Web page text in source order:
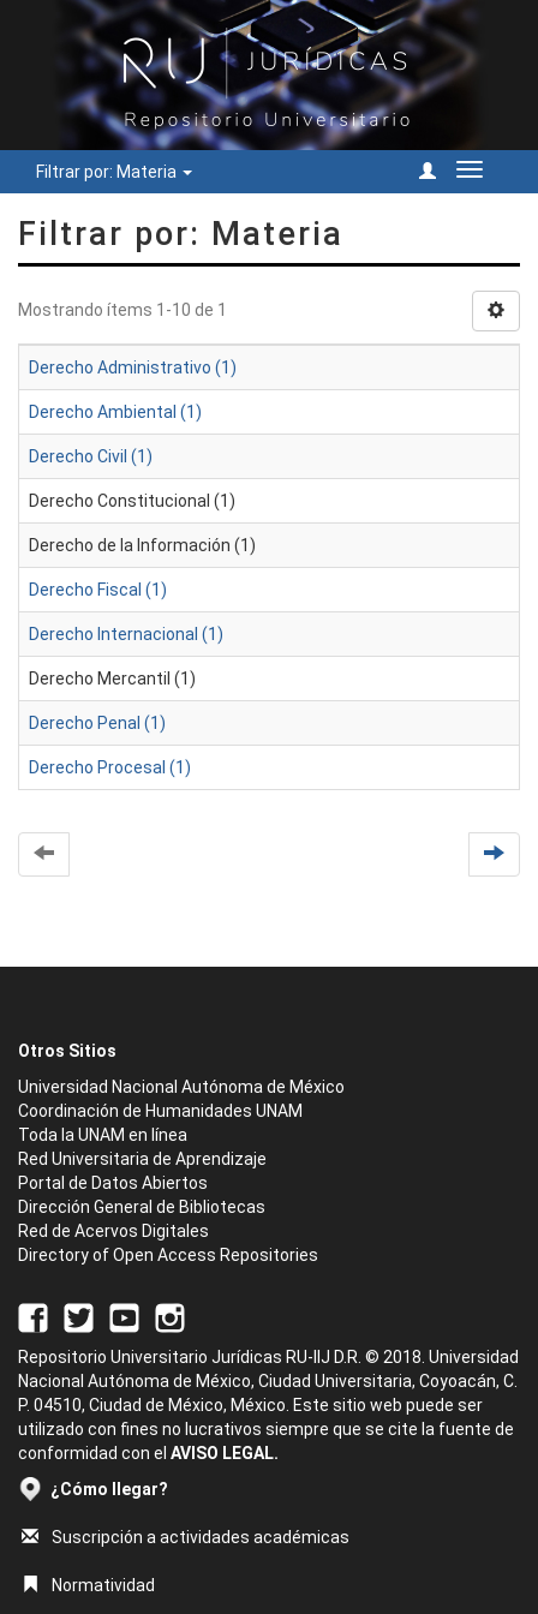
Filtrar por: Materia
Cambiar
Filtrar por: Materia
Mostrando ítems 1-10 de 1
Derecho Administrativo (1)
Derecho Ambiental (1)
Derecho Civil (1)
Derecho Constitucional (1)
Derecho de la Información (1)
Derecho Fiscal (1)
Derecho Internacional (1)
Derecho Mercantil (1)
Derecho Penal (1)
Derecho Procesal (1)
Otros Sitios
Universidad Nacional Autónoma de México
Coordinación de Humanidades UNAM
Toda la UNAM en línea
Red Universitaria de Aprendizaje
Portal de Datos Abiertos
Dirección General de Bibliotecas
Red de Acervos Digitales
Directory of Open Access Repositories
Repositorio Universitario Jurídicas RU-IIJ D.R. © 2018. Universidad
Nacional Autónoma de México, Ciudad Universitaria, Coyoacán, C.
P. 04510, Ciudad de México, México. Este sitio web puede ser
utilizado con fines no lucrativos siempre que se cite la fuente de
conformidad con el AVISO LEGAL.
¿Cómo llegar?
Suscripción a actividades académicas
Normatividad